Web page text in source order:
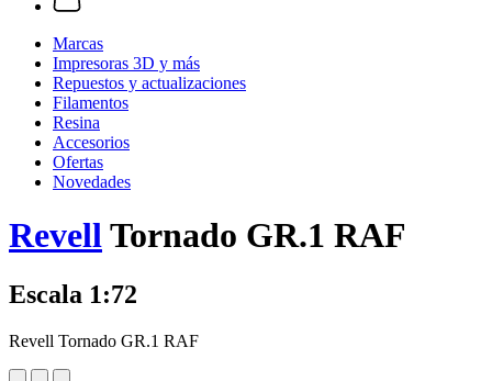
Marcas
Impresoras 3D y más
Repuestos y actualizaciones
Filamentos
Resina
Accesorios
Ofertas
Novedades
RevellTornado GR.1 RAF
Escala 1:72
Revell Tornado GR.1 RAF